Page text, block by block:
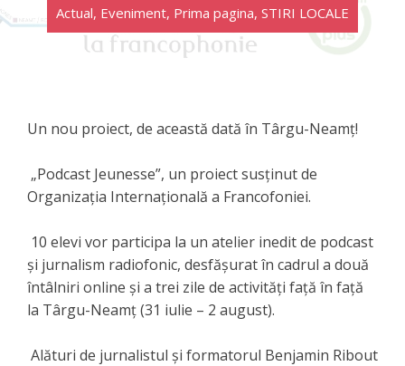
Actual, Eveniment, Prima pagina, STIRI LOCALE
Un nou proiect, de această dată în Târgu-Neamț!
„Podcast Jeunesse”, un proiect susținut de
Organizația Internațională a Francofoniei.
10 elevi vor participa la un atelier inedit de podcast
și jurnalism radiofonic, desfășurat în cadrul a două
întâlniri online și a trei zile de activități față în față
la Târgu-Neamț (31 iulie – 2 august).
Alături de jurnalistul și formatorul Benjamin Ribout